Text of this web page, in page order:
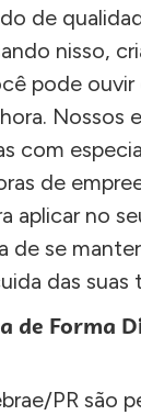
de
nisso,
pode ouvir
Nossos
com
de
aplicar no
de se
das suas
de Forma
PR são